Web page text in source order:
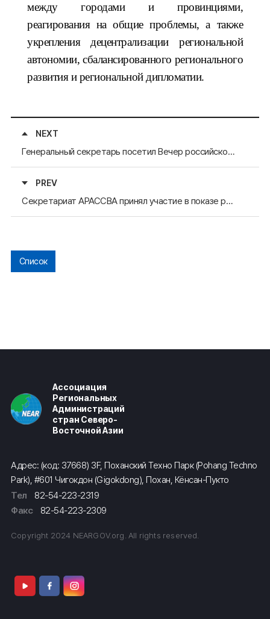
между городами и провинциями,
реагирования на общие проблемы, а также
укрепления децентрализации региональной
автономии, сбалансированного регионального
развития и региональной дипломатии.
NEXT
Генеральный секретарь посетил Вечер российско-корейской дружбы в Посольстве РФ
PREV
Секретариат АРАССВА принял участие в показе российского фильма, организованного Генеральным консульством РФ в Пусане
Список
Ассоциация
Региональных
Администраций
стран Северо-
Восточной Азии
Адрес: (код: 37668) 3F, Поханский Техно Парк (Pohang Techno
Park), #601 Чигокдон (Gigokdong), Похан, Кёнсан-Пукто
Тел
82-54-223-2319
Факс
82-54-223-2309
Copyright 2024 NEARGOV.org. All rights reserved.